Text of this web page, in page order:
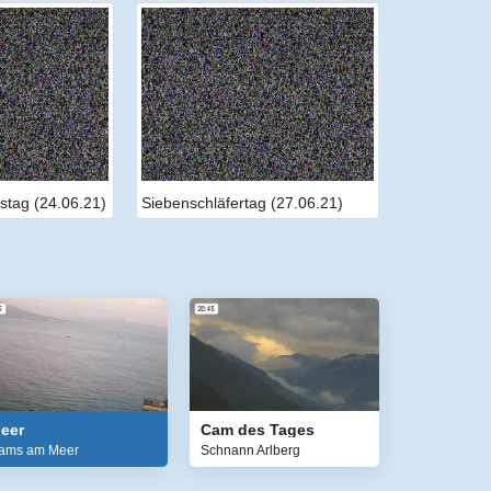
(24.06.21) Siebenschläfertag (27.06.21)
am Meer
Cam des Tages
Schnann Arlberg